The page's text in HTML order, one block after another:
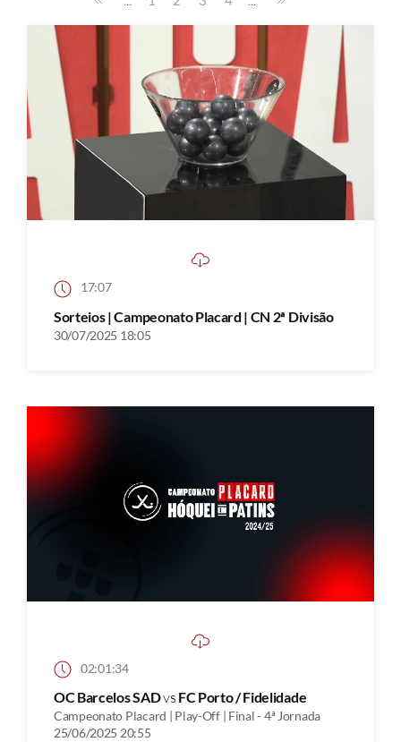
17:07
Sorteios | Campeonato Placard | CN 2ª Divisão
30/07/2025 18:05
02:01:34
OC Barcelos SADvs FC Porto / Fidelidade
Campeonato Placard | Play-Off | Final - 4ª Jornada
25/06/2025 20:55